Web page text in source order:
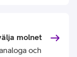
som i sin tur
och
molnet
och